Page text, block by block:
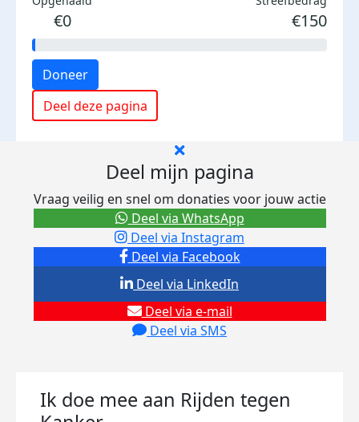
€0 €150
Doneer
Deel deze pagina
Deel mijn pagina
Vraag veilig en snel om donaties voor jouw actie
Deel via Facebook
Deel via Instagram
Deel via e-mail
Deel via SMS
Deel via LinkedIn
Deel via WhatsApp
Ik doe mee aan Rijden tegen